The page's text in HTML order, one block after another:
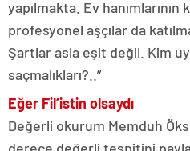
yapılmakta. Ev hanımlarının
profesyonel aşçılar da
Şartlar asla eşit değil. Kim
saçmalıkları?..”
Eğer Fil’istin olsaydı
Değerli okurum Memduh